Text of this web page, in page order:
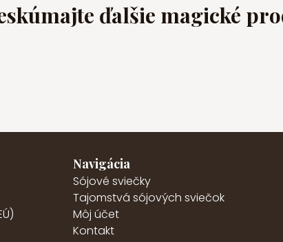
ďalšie magické
Navigácia
Sójové sviečky
Tajomstvá sójových sviečok
Môj účet
Kontakt